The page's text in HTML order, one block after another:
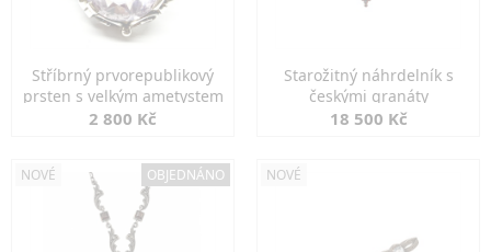
Stříbrný prvorepublikový
prsten s velkým ametystem
2 800 Kč
Starožitný náhrdelník s
českými granáty
18 500 Kč
NOVÉ OBJEDNÁNO NOVÉ